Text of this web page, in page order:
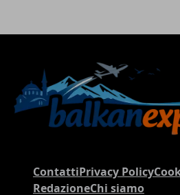
ContattiPrivacy Policy
RedazioneChi siamo